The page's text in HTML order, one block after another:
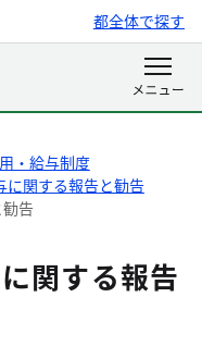
都全体で探す
・給与制度
に関する報告と勧告
告
関する報告